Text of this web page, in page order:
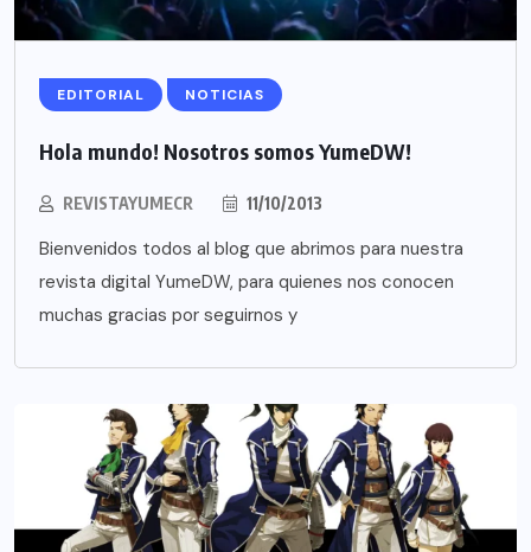
EDITORIAL NOTICIAS
Hola mundo! Nosotros somos YumeDW!
REVISTAYUMECR 11/10/2013
Bienvenidos todos al blog que abrimos para nuestra
revista digital YumeDW, para quienes nos conocen
muchas gracias por seguirnos y